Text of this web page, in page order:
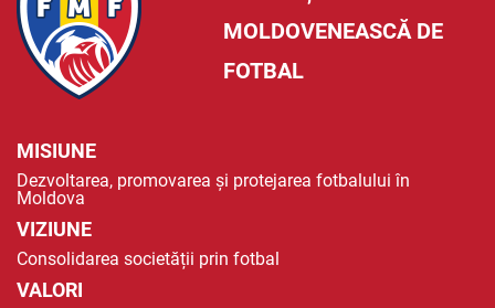
MOLDOVENEASCĂ DE
FOTBAL
MISIUNE
Dezvoltarea, promovarea și protejarea fotbalului în
Moldova
VIZIUNE
Consolidarea societății prin fotbal
VALORI